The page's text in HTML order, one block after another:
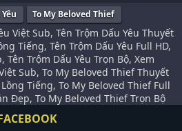
To My Beloved Thief
Việt Sub, Tên Trộm Dấu Yêu Thuyết
Tiếng, Tên Trộm Dấu Yêu Full HD,
Tên Trộm Dấu Yêu Trọn Bộ, Xem
Sub, To My Beloved Thief Thuyết
Tiếng, To My Beloved Thief Full
Đẹp, To My Beloved Thief Trọn Bộ